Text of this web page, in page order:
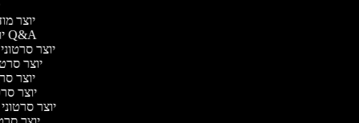
יוצר
יוצר סרטוני Q&A
יוצר סרטוני
יוצר
יוצר
יוצר
יוצר סרטוני